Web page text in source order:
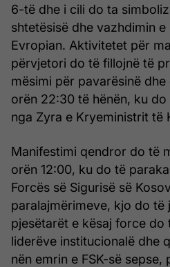
6-të dhe i cili do ta
shtetësisë dhe vazhdimin
Evropian. Aktivitetet për
përvjetori do të fillojnë të
mësimi për pavarësinë
orën 22:30 të hënën, ku
nga Zyra e Kryeministrit të
Manifestimi qendror do të
orën 12:00, ku do të
Forcës së Sigurisë së
paralajmërimeve, kjo do të
pjesëtarët e kësaj force do
liderëve institucionalë dhe
nën emrin e FSK-së sepse,